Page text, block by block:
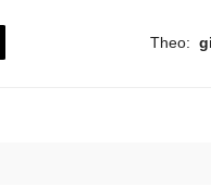
Theo: